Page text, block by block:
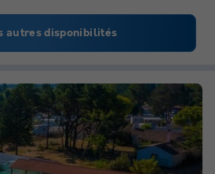
autres disponibilités